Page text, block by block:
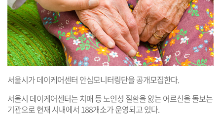
서울시가 데이케어센터 안심모니터링단을 공개모집한다.
서울시 데이케어센터는 치매 등 노인성 질환을 앓는 어르신을 돌보는
기관으로 현재 시내에서 188개소가 운영되고 있다.